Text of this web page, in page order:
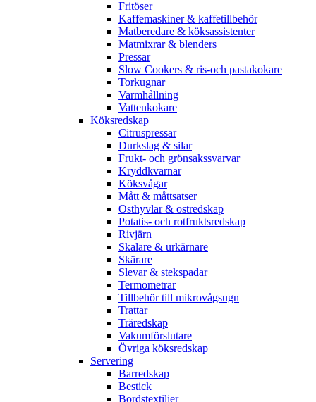
Fritöser
Kaffemaskiner & kaffetillbehör
Matberedare & köksassistenter
Matmixrar & blenders
Pressar
Slow Cookers & ris-och pastakokare
Torkugnar
Varmhållning
Vattenkokare
Köksredskap
Citruspressar
Durkslag & silar
Frukt- och grönsakssvarvar
Kryddkvarnar
Köksvågar
Mått & måttsatser
Osthyvlar & ostredskap
Potatis- och rotfruktsredskap
Rivjärn
Skalare & urkärnare
Skärare
Slevar & stekspadar
Termometrar
Tillbehör till mikrovågsugn
Trattar
Träredskap
Vakumförslutare
Övriga köksredskap
Servering
Barredskap
Bestick
Bordstextilier